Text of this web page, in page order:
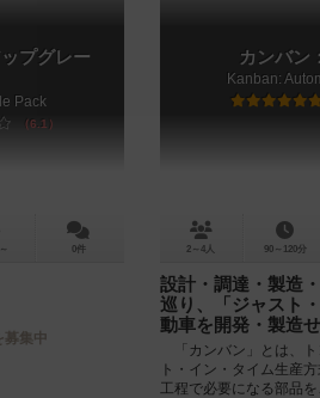
プグレー
Pack
6.1
0件
募集中
カンバン
Kanban:
2～4人 90～120分
設計・調達・製造
巡り、「ジャスト
動車を開発・製造せ
「カンバン」とは、ト
ト・イン・タイム生産
工程で必要になる部品